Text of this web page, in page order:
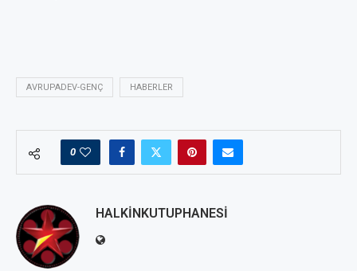
AVRUPADEV-GENÇ HABERLER
0
HALKINKUTUPHANESI